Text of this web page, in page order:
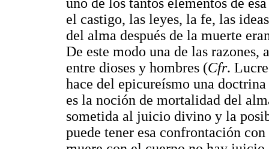
el castigo, las leyes, la fe, las
del alma después de la muerte
De este modo una de las
entre dioses y hombres (Cfr.
hace del epicureísmo una
es la noción de mortalidad del
sometida al juicio divino y la
puede tener esa confrontación